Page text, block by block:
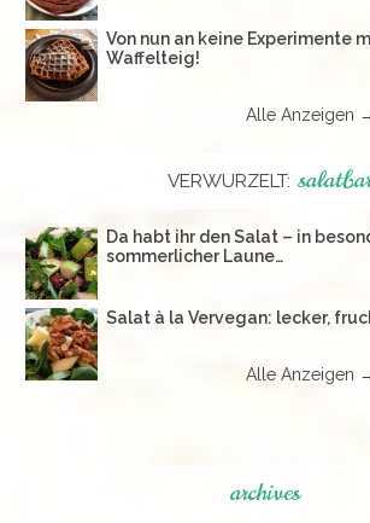
Von nun an keine Experimente
Waffelteig!
Alle Anzeigen
VERWURZELT:
Da habt ihr den Salat – in
sommerlicher Laune…
Salat à la Vervegan: lecker,
Alle Anzeigen
archives